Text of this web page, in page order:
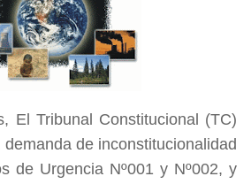
El Tribunal Constitucional (TC)
de inconstitucionalidad
de Urgencia Nº001 y Nº002, y